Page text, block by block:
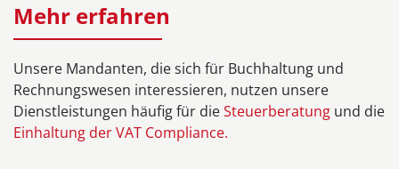
Mehr erfahren
Unsere Mandanten, die sich für Buchhaltung und
Rechnungswesen interessieren, nutzen unsere
Dienstleistungen häufig für dieSteuerberatung und die
Einhaltung der VAT Compliance.